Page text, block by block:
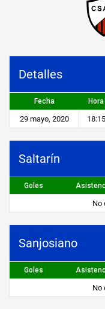
n
s
S
a
j
o
s
Detalles
Fecha Hora
29 mayo, 2020 18:15
Saltarín
Goles
No
Sanjosiano
Goles
No